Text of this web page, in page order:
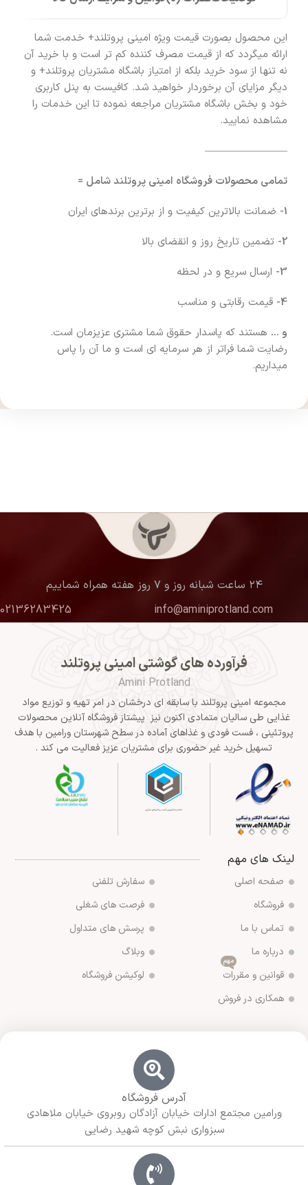
این محصول بصورت قیمت ویژه امینی پروتلند+ خدمت شما
ارائه میگردد که از قیمت مصرف کننده کم تر است و با خرید آن
نه تنها از سود خرید بلکه از امتیاز باشگاه مشتریان پروتلند+ و
دیگر مزایای آن برخوردار خواهید شد. کافیست به پنل کاربری
خود و بخش باشگاه مشتریان مراجعه نموده تا این خدمات را
مشاهده نمایید.
————————
تمامی محصولات فروشگاه امینی پروتلند شامل =
1- ضمانت بالاترین کیفیت و از برترین برندهای ایران
2- تضمین تاریخ روز و انقضای بالا
3- ارسال سریع و در لحظه
4- قیمت رقابتی و مناسب
و … هستند که پاسدار حقوق شما مشتری عزیزمان است.
رضایت شما فراتر از هر سرمایه ای است و ما آن را پاس
میداریم.
۲۴ ساعت شبانه روز و ۷ روز هفته همراه شماییم
info@aminiprotland.com
02136283425
فرآورده های گوشتی امینی پروتلند
Amini Protland
مجموعه امینی پروتلند با سابقه ای درخشان در امر تهیه و توزیع مواد
غذایی طی سالیان متمادی اکنون نیز پیشتاز فروشگاه آنلاین محصولات
پروتئینی ، فست فودی و غذاهای آماده در سطح شهرستان ورامین با هدف
تسهیل خرید غیر حضوری برای مشتریان عزیز فعالیت می کند .
لینک های مهم
صفحه اصلی
فروشگاه
تماس با ما
درباره ما
قوانین و مقررات
مهم
همکاری در فروش
سفارش تلفنی
فرصت های شغلی
پرسش های متداول
وبلاگ
لوکیشن فروشگاه
آدرس فروشگاه
ورامین مجتمع ادارات خیابان آزادگان روبروی خیابان ملاهادی
سبزواری نبش کوچه شهید رضایی